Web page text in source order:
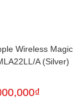
Wireless Magic
A (Silver)
₫